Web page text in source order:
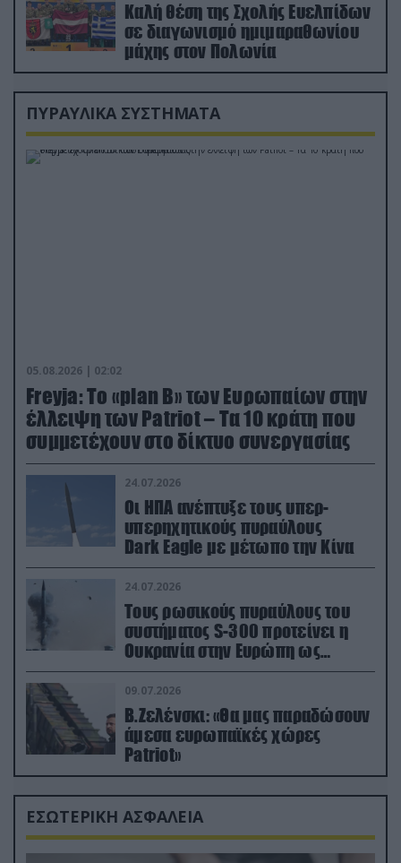
Καλή θέση της Σχολής Ευελπίδων
σε διαγωνισμό ημιμαραθωνίου
μάχης στον Πολωνία
ΠΥΡΑΥΛΙΚΑ ΣΥΣΤΗΜΑΤΑ
05.08.2026 | 02:02
Freyja: Το «plan Β» των Ευρωπαίων στην
έλλειψη των Patriot – Τα 10 κράτη που
συμμετέχουν στο δίκτυο συνεργασίας
24.07.2026
Οι ΗΠΑ ανέπτυξε τους υπερ-
υπερηχητικούς πυραύλους
Dark Eagle με μέτωπο την Κίνα
24.07.2026
Τους ρωσικούς πυραύλους του
συστήματος S-300 προτείνει η
Ουκρανία στην Ευρώπη ως
αντιβαλλιστικό σύστημα
09.07.2026
Β.Ζελένσκι: «Θα μας παραδώσουν
άμεσα ευρωπαϊκές χώρες
Patriot»
ΕΣΩΤΕΡΙΚΗ ΑΣΦΑΛΕΙΑ